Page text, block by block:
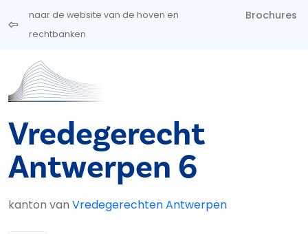
Overslaan en naar de inhoud gaan
naar de website van de hoven en
rechtbanken
Brochures
Vredegerecht
Antwerpen 6
kanton van Vredegerechten Antwerpen